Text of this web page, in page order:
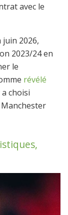
avec le
2026,
2023/24 en
le
révélé
choisi